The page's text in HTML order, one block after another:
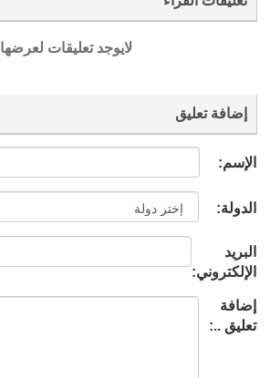
لايوجد تعليقات لعرضها
إضافة تعليق
الإسم:
الدولة:
البريد
الإلكتروني:
إضافة
تعليق ..: